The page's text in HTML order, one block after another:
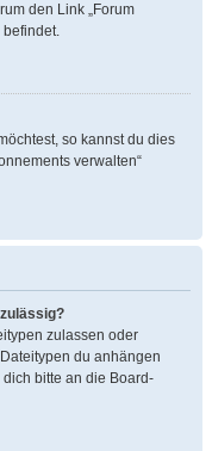
den Link „Forum
befindet.
so kannst du dies
verwalten“
zulassen oder
du anhängen
bitte an die Board-